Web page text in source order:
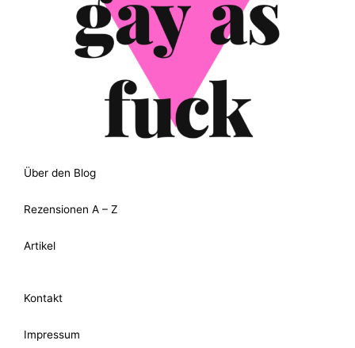
Über den Blog
Rezensionen A – Z
Artikel
Kontakt
Impressum